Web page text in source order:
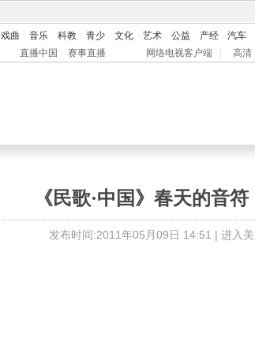
戏曲 音乐 科教 青少 文化 艺术 公益 产经 汽车
直播中国 赛事直播 网络电视客户端 高清
《民歌·中国》春天的音
发布时间:2011年05月09日 14:51 | 进入